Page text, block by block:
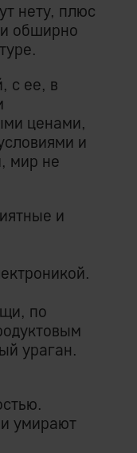
нету, плюс
обширно
с ее, в
ценами,
и
мир не
и
по
ураган.
умирают